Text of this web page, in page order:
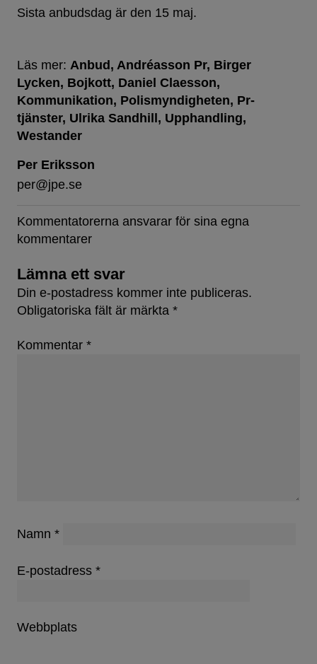
Sista anbudsdag är den 15 maj.
Läs mer: Anbud Andréasson Pr Birger
Lycken Bojkott Daniel Claesson
Kommunikation Polismyndigheten Pr-
tjänster Ulrika Sandhill
Upphandling
Westander
Per Eriksson
per@jpe.se
Kommentatorerna ansvarar för sina egna
kommentarer
Lämna ett svar
Din e-postadress kommer inte publiceras.
Obligatoriska fält är märkta *
Kommentar *
Namn *
E-postadress *
Webbplats